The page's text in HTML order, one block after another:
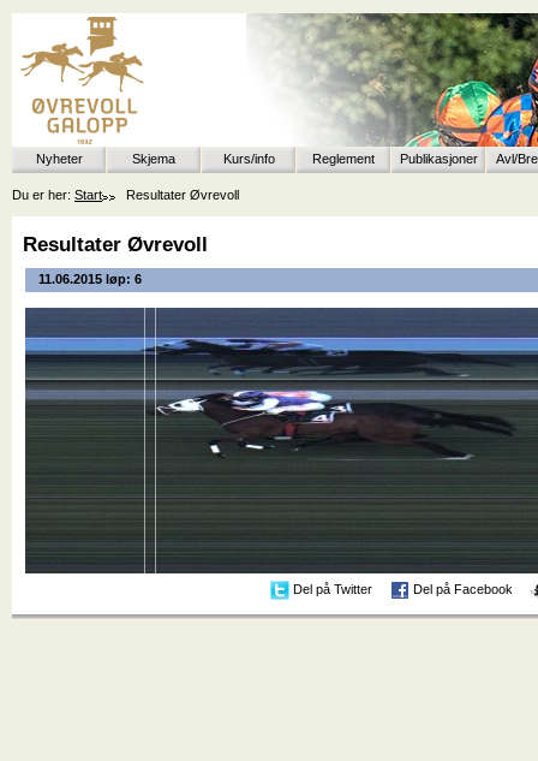
Nyheter Skjema Kurs/info Reglement Publikasjoner Avl/
Du er her: Start Resultater Øvrevoll
Resultater Øvrevoll
11.06.2015 løp: 6
Del på Twitter Del på Facebook